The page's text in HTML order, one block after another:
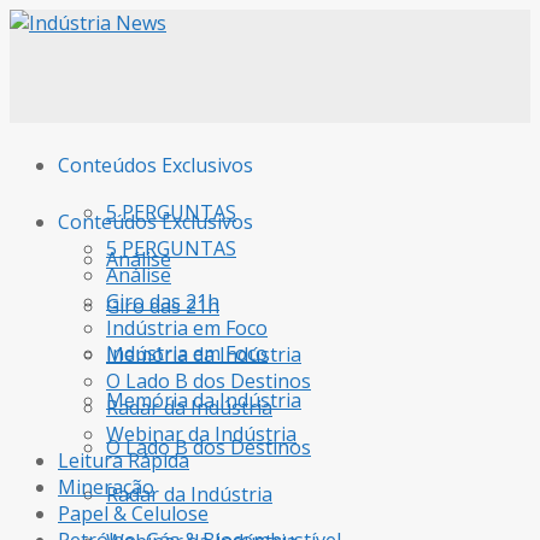
Conteúdos Exclusivos
5 PERGUNTAS
Análise
Giro das 21h
Indústria em Foco
Memória da Indústria
O Lado B dos Destinos
Radar da Indústria
Conteúdos Exclusivos
5 PERGUNTAS
Análise
Giro das 21h
Indústria em Foco
Memória da Indústria
O Lado B dos Destinos
Radar da Indústria
Webinar da Indústria
Leitura Rápida
Mineração
Papel & Celulose